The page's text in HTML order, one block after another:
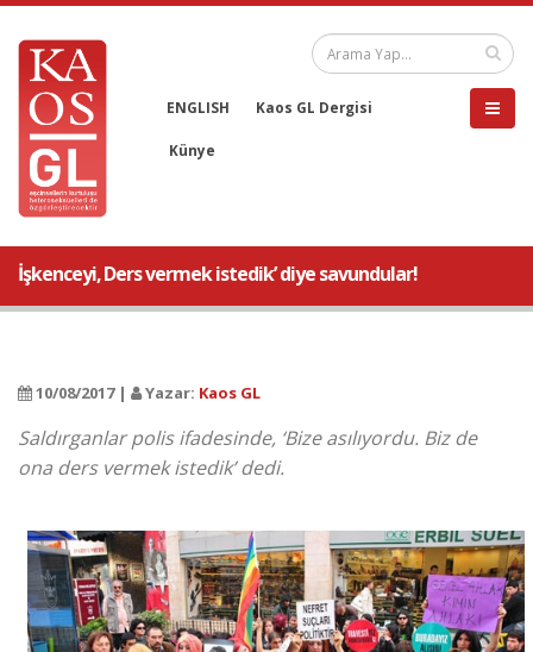
ENGLISH Kaos GL Dergisi
Künye
İşkenceyi, Ders vermek istedik’ diye savundular!
10/08/2017 | Yazar: Kaos GL
Saldırganlar polis ifadesinde, ‘Bize asılıyordu. Biz de
ona ders vermek istedik’ dedi.